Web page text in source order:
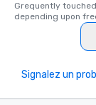
Grequently
depending upon
Signalez un